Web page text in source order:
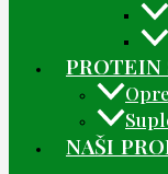
PROTEIN
NAŠI